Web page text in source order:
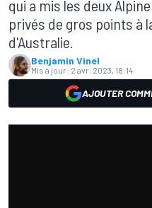
qui a mis les deux
privés de gros points à
d'Australie.
Benjamin Vinel
Mis à jour: 2 avr. 2023, 18:14
AJOUTER